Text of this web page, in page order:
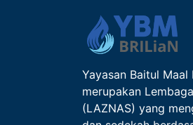
Yayasan Baitul Maal
merupakan
(LAZNAS) yang